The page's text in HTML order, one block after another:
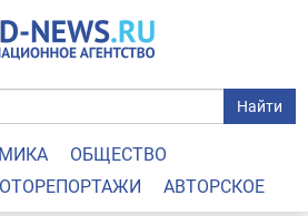
Найти
ОБЩЕСТВО
АВТОРСКОЕ